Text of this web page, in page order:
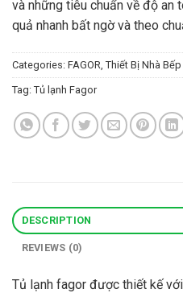
và những tiêu chuẩn về độ an
quả nhanh bất ngờ và theo
Categories: FAGOR Thiết Bị Nhà Bếp
Tag: Tủ lạnh Fagor
DESCRIPTION
REVIEWS (0)
Tủ lạnh fagor được thiết kế